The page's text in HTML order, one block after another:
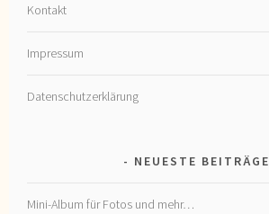
Kontakt
Impressum
Datenschutzerklärung
NEUESTE BEITRÄGE
Mini-Album für Fotos und mehr…